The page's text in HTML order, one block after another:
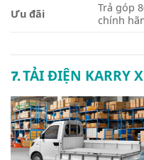
Ưu đãi
Trả góp
chính
7.TẢI ĐIỆN KARRY